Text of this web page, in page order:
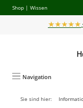
Zum Hauptinhalt springen
Shop | Wissen
★★★★★
Navigation
Sie sind hier: